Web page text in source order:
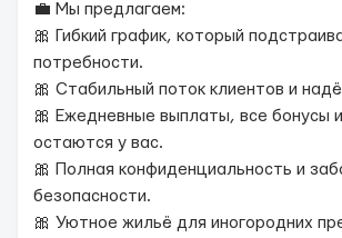
💼 Мы предлагаем:
🎀 Гибкий график, который
потребности.
🎀 Стабильный поток клиентов и
🎀 Ежедневные выплаты, все бонусы
остаются у вас.
🎀 Полная конфиденциальность и
безопасности.
🎀 Уютное жильё для иногородних